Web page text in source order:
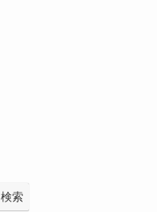
検索